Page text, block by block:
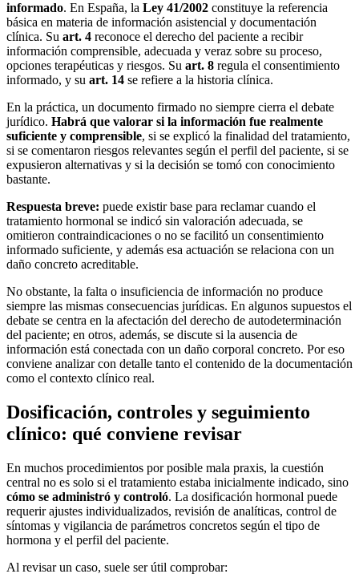
informado. En España, la Ley 41/2002 constituye la referencia
básica en materia de información asistencial y documentación
clínica. Su art. 4 reconoce el derecho del paciente a recibir
información comprensible, adecuada y veraz sobre su proceso,
opciones terapéuticas y riesgos. Su art. 8 regula el consentimiento
informado, y su art. 14 se refiere a la historia clínica.
En la práctica, un documento firmado no siempre cierra el debate
jurídico. Habrá que valorar si la información fue realmente
suficiente y comprensible, si se explicó la finalidad del tratamiento,
si se comentaron riesgos relevantes según el perfil del paciente, si se
expusieron alternativas y si la decisión se tomó con conocimiento
bastante.
Respuesta breve: puede existir base para reclamar cuando el
tratamiento hormonal se indicó sin valoración adecuada, se
omitieron contraindicaciones o no se facilitó un consentimiento
informado suficiente, y además esa actuación se relaciona con un
daño concreto acreditable.
No obstante, la falta o insuficiencia de información no produce
siempre las mismas consecuencias jurídicas. En algunos supuestos el
debate se centra en la afectación del derecho de autodeterminación
del paciente; en otros, además, se discute si la ausencia de
información está conectada con un daño corporal concreto. Por eso
conviene analizar con detalle tanto el contenido de la documentación
como el contexto clínico real.
Dosificación, controles y seguimiento
clínico: qué conviene revisar
En muchos procedimientos por posible mala praxis, la cuestión
central no es solo si el tratamiento estaba inicialmente indicado, sino
cómo se administró y controló. La dosificación hormonal puede
requerir ajustes individualizados, revisión de analíticas, control de
síntomas y vigilancia de parámetros concretos según el tipo de
hormona y el perfil del paciente.
Al revisar un caso, suele ser útil comprobar: